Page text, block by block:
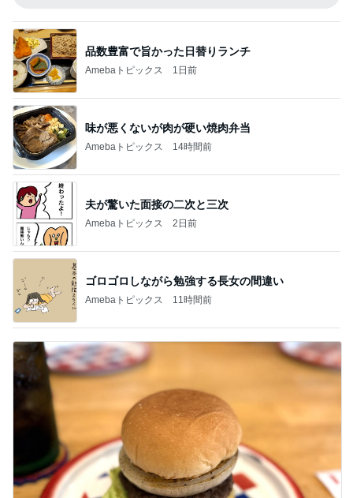
品数豊富で旨かった日替りランチ
Amebaトピックス 1日前
味が悪くないが肉が硬い焼肉弁当
Amebaトピックス 14時間前
夫が驚いた面接の二次と三次
Amebaトピックス 2日前
ゴロゴロしながら勉強する長女の間違い
Amebaトピックス 11時間前